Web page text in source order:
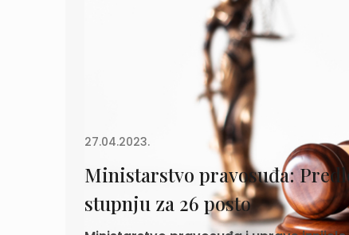
27.04.2023.
Ministarstvo pravosuđa:
stupnju za 26 posto